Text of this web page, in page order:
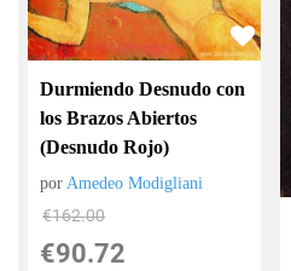
Durmiendo Desnudo con
los Brazos Abiertos
(Desnudo Rojo)
porAmedeo Modigliani
€162.00
€90.72